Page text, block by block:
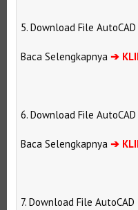
5. Download File
Baca Selengkapnya➔
6. Download File
Baca Selengkapnya➔
7. Download File